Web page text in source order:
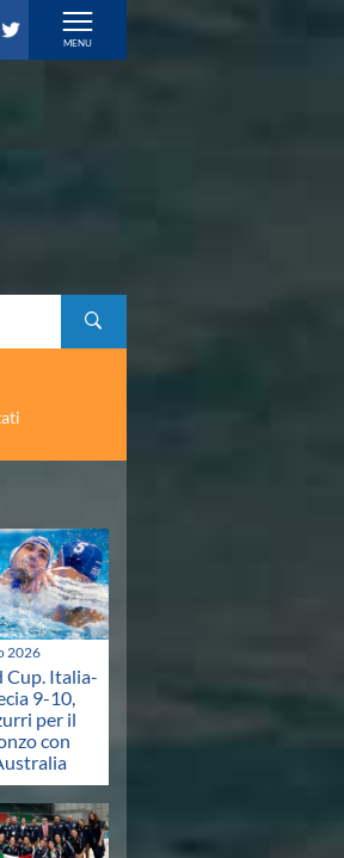
2026
Cup. Italia-
9-10,
per il
con